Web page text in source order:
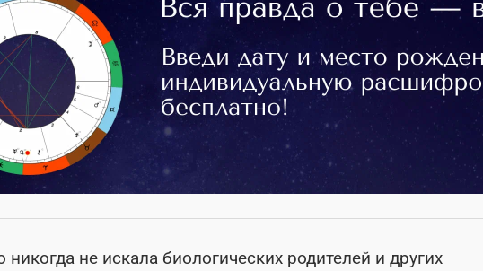
никогда не искала биологических родителей и других